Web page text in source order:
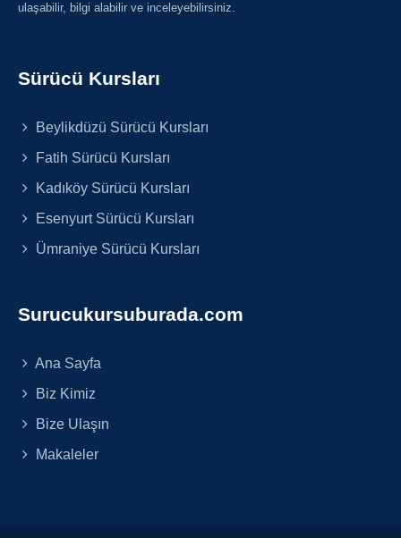
ulaşabilir, bilgi alabilir ve inceleyebilirsiniz.
Sürücü Kursları
Beylikdüzü Sürücü Kursları
Fatih Sürücü Kursları
Kadıköy Sürücü Kursları
Esenyurt Sürücü Kursları
Ümraniye Sürücü Kursları
Surucukursuburada.com
Ana Sayfa
Biz Kimiz
Bize Ulaşın
Makaleler